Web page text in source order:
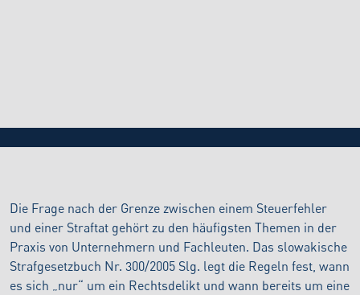
Die Frage nach der Grenze zwischen einem Steuerfehler
und einer Straftat gehört zu den häufigsten Themen in der
Praxis von Unternehmern und Fachleuten. Das slowakische
Strafgesetzbuch Nr. 300/2005 Slg. legt die Regeln fest, wann
es sich „nur“ um ein Rechtsdelikt und wann bereits um eine